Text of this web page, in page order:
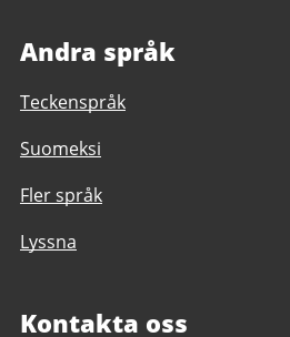
Andra språk
Teckenspråk
Suomeksi
Fler språk
Lyssna
Kontakta oss